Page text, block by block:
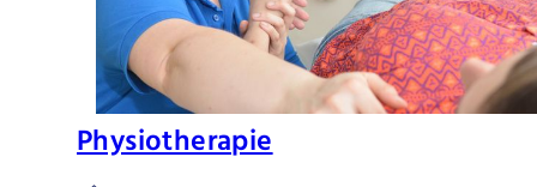
Physiotherapie